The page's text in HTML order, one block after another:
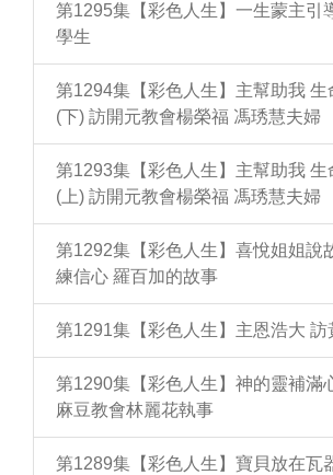
第1295集【彩色人生】一生蒙主引
學生
第1294集【彩色人生】主幫助我 生
(下) 訪開元教會楊榮福 馮琇慧夫婦
第1293集【彩色人生】主幫助我 生
(上) 訪開元教會楊榮福 馮琇慧夫婦
第1292集【彩色人生】喜悅姐姐說
練信心 羅百加的故事
第1291集【彩色人生】主恩浩大 訪
第1290集【彩色人生】神的靈補滿
麻豆教會林麗花執事
第1289集【彩色人生】寶貝放在瓦